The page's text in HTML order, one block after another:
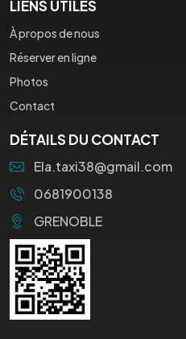
LIENS UTILES
À propos de nous
Réserver en ligne
Photos
Contact
DÉTAILS DU CONTACT
Ela.taxi38@gmail.com
0681900138
GRENOBLE